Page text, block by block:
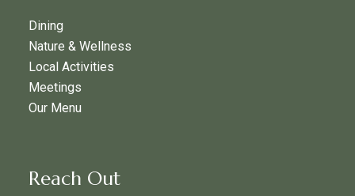
Dining
Nature & Wellness
Local Activities
Meetings
Our Menu
Reach Out